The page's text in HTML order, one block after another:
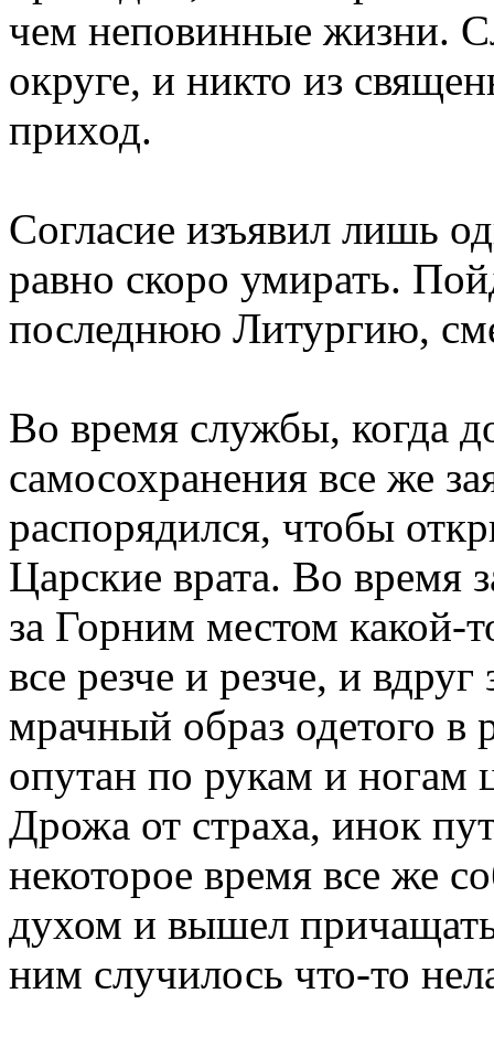
чем неповинные жизни.
округе, и никто из
приход.
Согласие изъявил лишь
равно скоро умирать.
последнюю Литургию,
Во время службы, когда
самосохранения все же
распорядился, чтобы
Царские врата. Во время
за Горним местом какой-
все резче и резче, и
мрачный образ одетого
опутан по рукам и ногам
Дрожа от страха, инок
некоторое время все же
духом и вышел
ним случилось что-то